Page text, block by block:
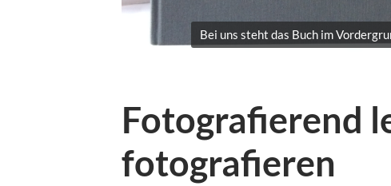
Bei uns steht das Buch im
Fotografierend
fotografieren